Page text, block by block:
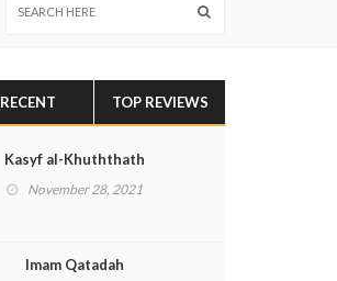
RECENT TOP REVIEWS
Kasyf al-Khuththath
November 28, 2021
Imam Qatadah